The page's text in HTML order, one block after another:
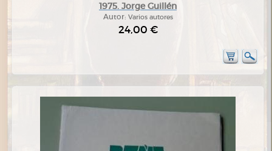
1975. Jorge Guillén
Autor: Varios autores
24,00 €